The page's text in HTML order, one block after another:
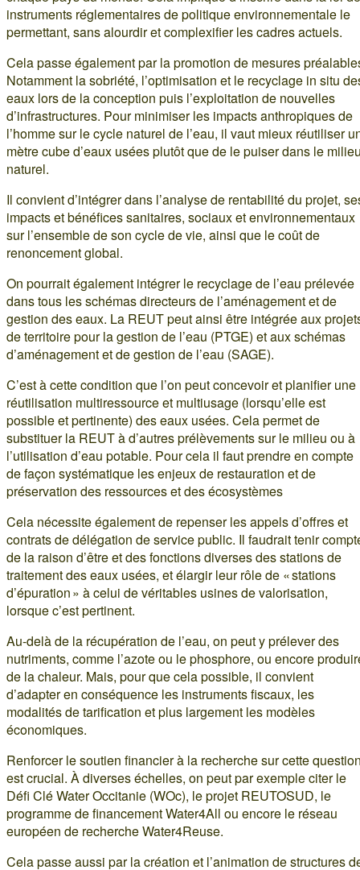
instruments réglementaires de politique environnementale le
permettant, sans alourdir et complexifier les cadres actuels.
Cela passe également par la promotion de mesures
Notamment la sobriété, l’optimisation et le recyclage in situ
eaux lors de la conception puis l’exploitation de nouvelles
d’infrastructures. Pour minimiser les impacts anthropiques de
l’homme sur le cycle naturel de l’eau, il vaut mieux réutiliser
mètre cube d’eaux usées plutôt que de le puiser dans le
naturel.
Il convient d’intégrer dans l’analyse de rentabilité du projet,
impacts et bénéfices sanitaires, sociaux et environnementaux
sur l’ensemble de son cycle de vie, ainsi que le coût de
renoncement global.
On pourrait également intégrer le recyclage de l’eau prélevée
dans tous les schémas directeurs de l’aménagement et de
gestion des eaux. La REUT peut ainsi être intégrée aux
de territoire pour la gestion de l’eau (PTGE) et aux schémas
d’aménagement et de gestion de l’eau (SAGE).
C’est à cette condition que l’on peut concevoir et planifier une
réutilisation multiressource et multiusage (lorsqu’elle est
possible et pertinente) des eaux usées. Cela permet de
substituer la REUT à d’autres prélèvements sur le milieu ou à
l’utilisation d’eau potable. Pour cela il faut prendre en compte
de façon systématique les enjeux de restauration et de
préservation des ressources et des écosystèmes
Cela nécessite également de repenser les appels d’offres et
contrats de délégation de service public. Il faudrait tenir
de la raison d’être et des fonctions diverses des stations de
traitement des eaux usées, et élargir leur rôle de « stations
d’épuration » à celui de véritables usines de valorisation,
lorsque c’est pertinent.
Au-delà de la récupération de l’eau, on peut y prélever des
nutriments, comme l’azote ou le phosphore, ou encore
de la chaleur. Mais, pour que cela possible, il convient
d’adapter en conséquence les instruments fiscaux, les
modalités de tarification et plus largement les modèles
économiques.
Renforcer le soutien financier à la recherche sur cette
est crucial. À diverses échelles, on peut par exemple citer le
Défi Clé Water Occitanie (WOc), le projet REUTOSUD, le
programme de financement Water4All ou encore le réseau
européen de recherche Water4Reuse.
Cela passe aussi par la création et l’animation de structures